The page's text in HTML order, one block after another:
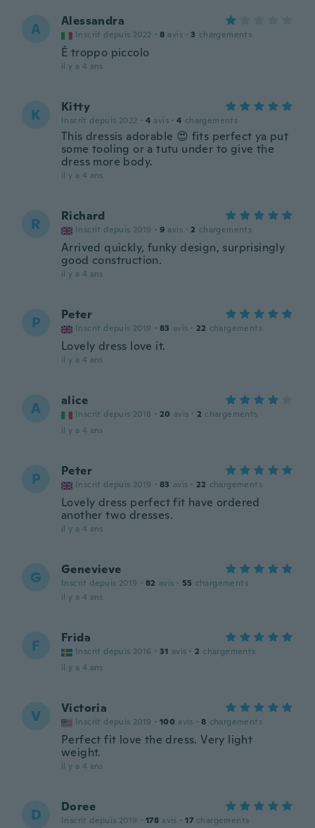
A Alessandra
Inscrit depuis 2022 · 8 avis · 3 chargements
È troppo piccolo
il y a 4 ans
K Kitty
Inscrit depuis 2022 · 4 avis · 4 chargements
This dressis adorable 😍 fits perfect ya put
some tooling or a tutu under to give the
dress more body.
il y a 4 ans
R Richard
Inscrit depuis 2019 · 9 avis · 2 chargements
Arrived quickly, funky design, surprisingly
good construction.
il y a 4 ans
P Peter
Inscrit depuis 2019 · 83 avis · 22 chargements
Lovely dress love it.
il y a 4 ans
A alice
Inscrit depuis 2018 · 20 avis · 2 chargements
il y a 4 ans
P Peter
Inscrit depuis 2019 · 83 avis · 22 chargements
Lovely dress perfect fit have ordered
another two dresses.
il y a 4 ans
G Genevieve
Inscrit depuis 2019 · 82 avis · 55 chargements
il y a 4 ans
F Frida
Inscrit depuis 2016 · 31 avis · 2 chargements
il y a 4 ans
V Victoria
Inscrit depuis 2019 · 100 avis · 8 chargements
Perfect fit love the dress. Very light
weight.
il y a 4 ans
D Doree
Inscrit depuis 2019 · 178 avis · 17 chargements